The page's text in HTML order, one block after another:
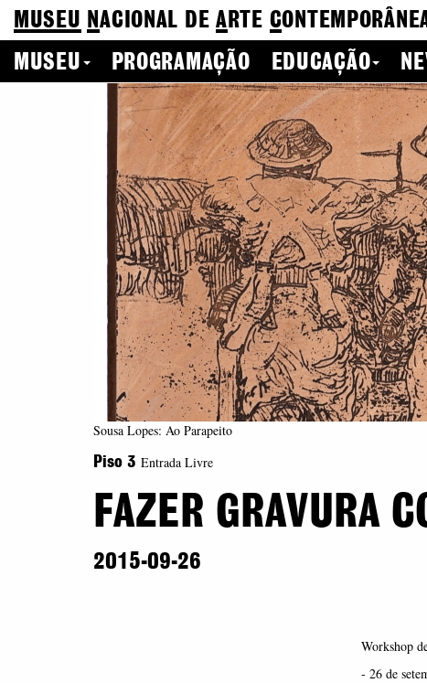
MUSEU NACIONAL DEA RTE C
MUSEU
PROGRAMAÇÃO EDUCAÇÃO
Sousa Lopes: Ao Parapeito
Piso 3 Entrada Livre
FAZER GRAVURA
2015-09-26
Workshop
- 26 de